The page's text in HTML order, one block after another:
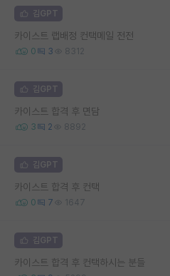
김GPT
카이스트 랩배정 컨택메일 전전
0 3 8312
김GPT
카이스트 합격 후 면담
3 2 8892
김GPT
카이스트 합격 후 컨택
0 7 1647
김GPT
카이스트 합격 후 컨택하시는 분들